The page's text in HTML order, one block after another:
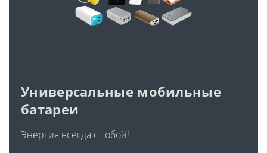
Универсальные мобильные
батареи
Энергия всегда с тобой!